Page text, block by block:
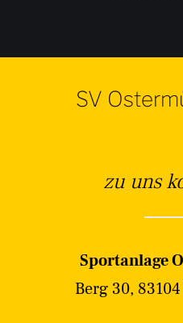
SV
zu uns
Sportanlage
Berg 30,